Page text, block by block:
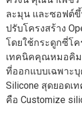
ละมุน และซอฟต์
ปรับโครงสร้าง
โดยใช้กระดูกซี่โ
เทคนิคคุณหมอคิม
ที่ออกแบบเฉพาะบุ
Silicone สุดยอดเ
คือ Customize